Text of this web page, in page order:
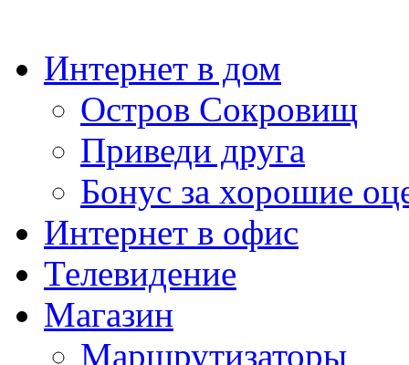
Интернет в дом
Остров Сокровищ
Приведи друга
Бонус за хорошие
Интернет в офис
Телевидение
Магазин
Маршрутизаторы